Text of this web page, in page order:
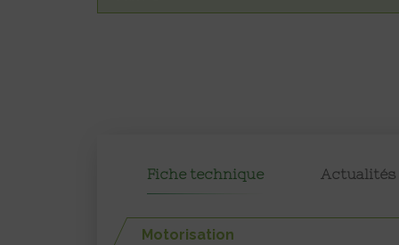
Fiche technique Actualités
Motorisation